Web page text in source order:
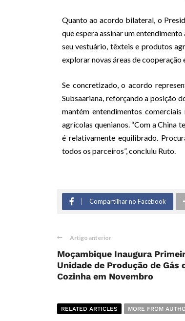
Quanto ao acordo bilateral, o
que espera assinar um
seu vestuário, têxteis e produtos
explorar novas áreas de cooperação
Se concretizado, o acordo
Subsaariana, reforçando a posição
mantém entendimentos
agrícolas quenianos. “Com a China
é relativamente equilibrado.
todos os parceiros”, concluiu Ruto.
Compartilhar no Facebook
Artigo anterior
Moçambique Inaugura
Unidade de Produção de Gás
Cozinha em Novembro
RELATED ARTICLES MORE FROM